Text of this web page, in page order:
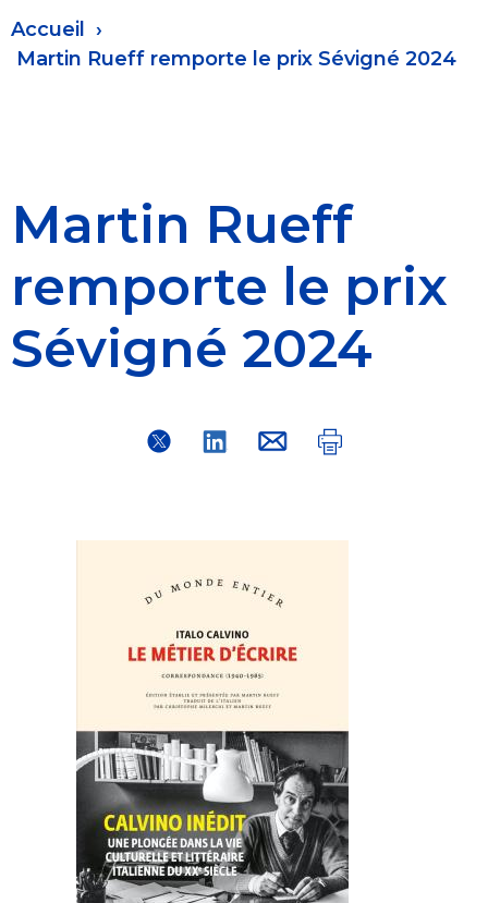
Fil
d'Ariane
Accueil
Martin Rueff remporte le prix Sévigné 2024
Martin Rueff
remporte le prix
Sévigné 2024